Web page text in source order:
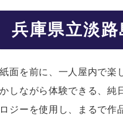
兵庫県立淡
面を前に、一人屋内で楽
しながら体験できる、純
ジーを使用し、まるで作